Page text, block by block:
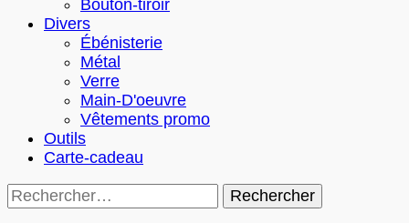
Bouton-tiroir
Divers
Ébénisterie
Métal
Verre
Main-D'oeuvre
Vêtements promo
Outils
Carte-cadeau
Rechercher :